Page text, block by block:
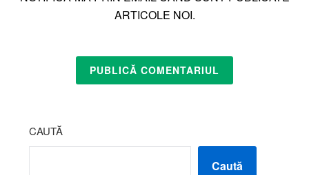
ARTICOLE NOI.
CAUTĂ
Caută